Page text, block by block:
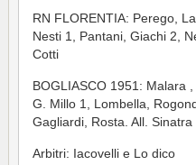
RN FLORENTIA: Perego,
Nesti 1, Pantani, Giachi 2,
Cotti
BOGLIASCO 1951: Malara
G. Millo 1, Lombella,
Gagliardi, Rosta. All. Sinatra
Arbitri: Iacovelli e Lo dico